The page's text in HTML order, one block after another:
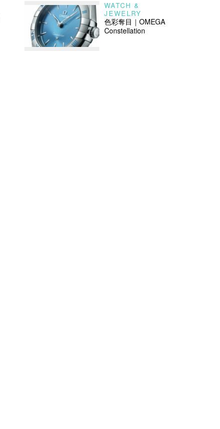
WATCH &
JEWELRY
色彩奪目｜OMEGA
Constellation